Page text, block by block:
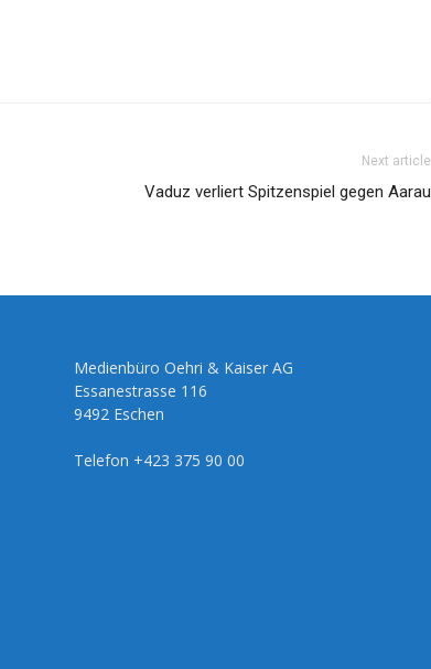
Next article
Vaduz verliert Spitzenspiel gegen Aarau
Medienbüro Oehri & Kaiser AG
Essanestrasse 116
9492 Eschen
Telefon +423 375 90 00